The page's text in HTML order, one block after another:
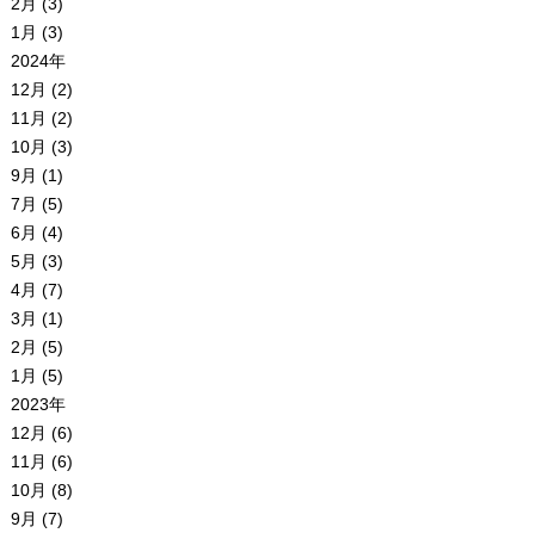
1月 (3)
2024年
12月 (2)
11月 (2)
10月 (3)
9月 (1)
7月 (5)
6月 (4)
5月 (3)
4月 (7)
3月 (1)
2月 (5)
1月 (5)
2023年
12月 (6)
11月 (6)
10月 (8)
9月 (7)